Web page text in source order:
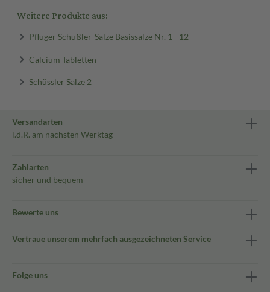
Weitere Produkte aus:
Pflüger Schüßler-Salze Basissalze Nr. 1 - 12
Calcium Tabletten
Schüssler Salze 2
Versandarten
i.d.R. am nächsten Werktag
Zahlarten
sicher und bequem
Bewerte uns
Vertraue unserem mehrfach ausgezeichneten Service
Folge uns